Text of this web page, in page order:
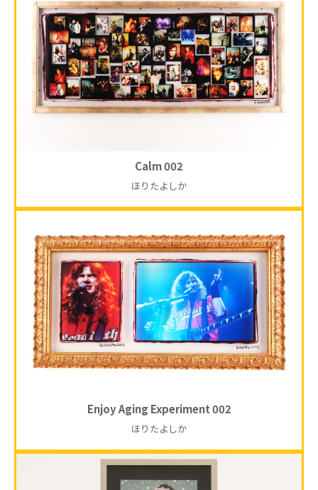
Calm 002
ほりたよしか
Enjoy Aging Experiment 002
ほりたよしか